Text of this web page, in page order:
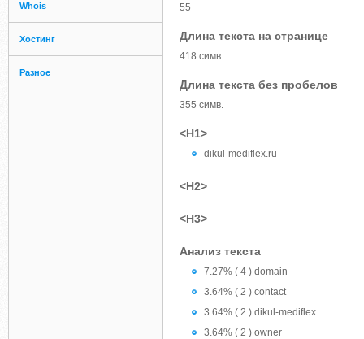
Whois
Хостинг
Разное
55
Длина текста на странице
418 симв.
Длина текста без пробелов
355 симв.
<H1>
dikul-mediflex.ru
<H2>
<H3>
Анализ текста
7.27% ( 4 ) domain
3.64% ( 2 ) contact
3.64% ( 2 ) dikul-mediflex
3.64% ( 2 ) owner